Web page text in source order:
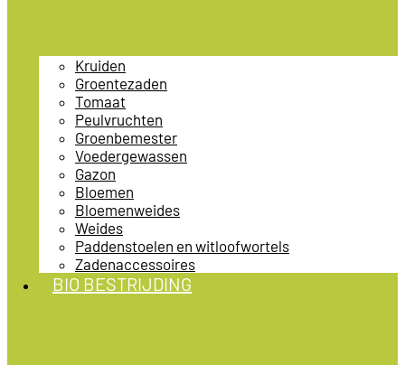
Kruiden
Groentezaden
Tomaat
Peulvruchten
Groenbemester
Voedergewassen
Gazon
Bloemen
Bloemenweides
Weides
Paddenstoelen en witloofwortels
Zadenaccessoires
BIO BESTRIJDING